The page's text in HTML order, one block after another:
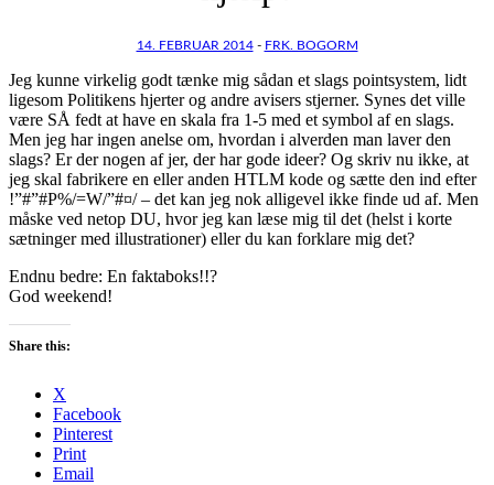
14. FEBRUAR 2014- FRK. BOGORM
Jeg kunne virkelig godt tænke mig sådan et slags pointsystem, lidt
ligesom Politikens hjerter og andre avisers stjerner. Synes det ville
være SÅ fedt at have en skala fra 1-5 med et symbol af en slags.
Men jeg har ingen anelse om, hvordan i alverden man laver den
slags? Er der nogen af jer, der har gode ideer? Og skriv nu ikke, at
jeg skal fabrikere en eller anden HTLM kode og sætte den ind efter
!”#”#P%/=W/”#¤/ – det kan jeg nok alligevel ikke finde ud af. Men
måske ved netop DU, hvor jeg kan læse mig til det (helst i korte
sætninger med illustrationer) eller du kan forklare mig det?
Endnu bedre: En faktaboks!!?
God weekend!
Share this:
X
Facebook
Pinterest
Print
Email